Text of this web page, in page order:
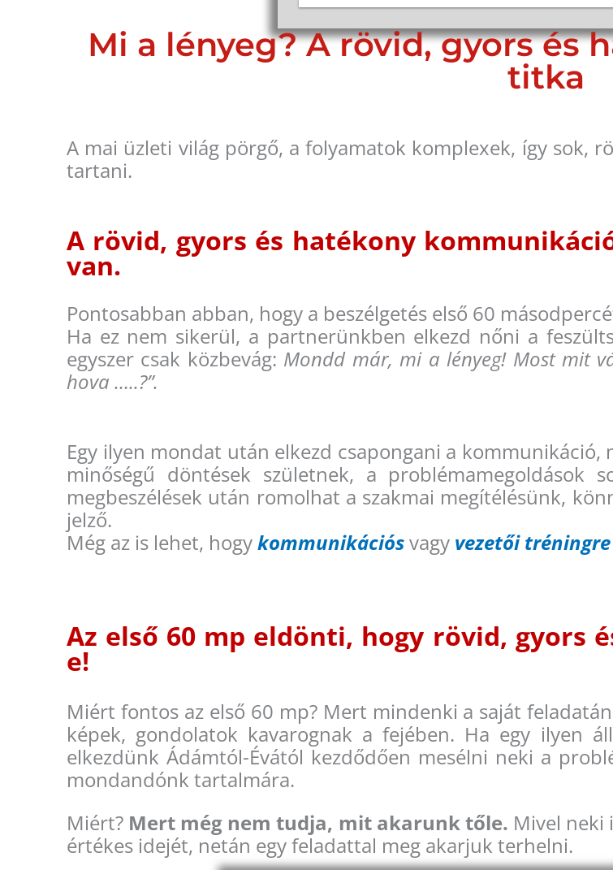
Mi a lényeg? A rövid, gyors és
titka
A mai üzleti világ pörgő, a folyamatok komplexek, így sok,
tartani.
A rövid, gyors és hatékony
van.
Pontosabban abban, hogy a beszélgetés első 60
Ha ez nem sikerül, a partnerünkben elkezd nőni a
egyszer csak közbevág: Mondd már, mi a lényeg! Most mit
hova …..?”.
Egy ilyen mondat után elkezd csapongani a
minőségű döntések születnek, a
megbeszélések után romolhat a szakmai megítélésünk,
jelző.
Még az is lehet, hogykommunikációsvagy vezetői tréningre
Az első 60 mp eldönti, hogy rövid, gyors
e!
Miért fontos az első 60 mp? Mert mindenki a saját
képek, gondolatok kavarognak a fejében. Ha egy ilyen
elkezdünk Ádámtól-Évától kezdődően mesélni neki a
mondandónk tartalmára.
Miért? Mert még nem tudja, mit akarunk tőle. Mivel neki
értékes idejét, netán egy feladattal meg akarjuk terhelni.